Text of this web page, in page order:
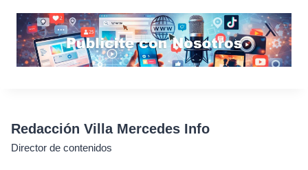
Redacción Villa Mercedes Info
Director de contenidos